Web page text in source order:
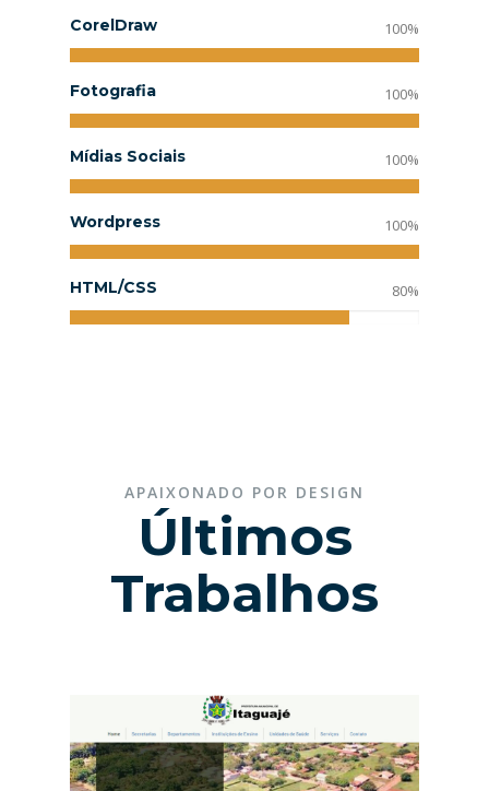
CorelDraw 100%
Fotografia 100%
Mídias Sociais 100%
Wordpress 100%
HTML/CSS 80%
APAIXONADO POR DESIGN
Últimos
Trabalhos